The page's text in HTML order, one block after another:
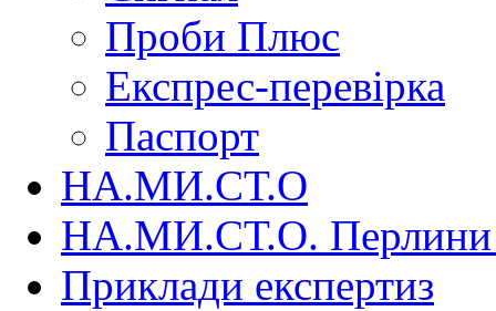
Проби Плюс
Експрес-перевірка
Паспорт
НА.МИ.СТ.О
НА.МИ.СТ.О. Перлини
Приклади експертиз